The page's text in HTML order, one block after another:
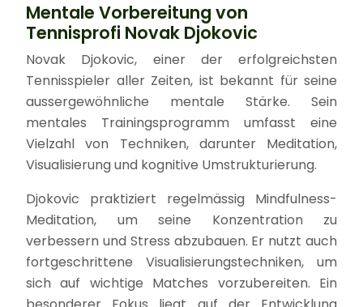
Mentale Vorbereitung von
Tennisprofi Novak Djokovic
Novak Djokovic, einer der erfolgreichsten
Tennisspieler aller Zeiten, ist bekannt für seine
aussergewöhnliche mentale Stärke. Sein
mentales Trainingsprogramm umfasst eine
Vielzahl von Techniken, darunter Meditation,
Visualisierung und kognitive Umstrukturierung.
Djokovic praktiziert regelmässig Mindfulness-
Meditation, um seine Konzentration zu
verbessern und Stress abzubauen. Er nutzt auch
fortgeschrittene Visualisierungstechniken, um
sich auf wichtige Matches vorzubereiten. Ein